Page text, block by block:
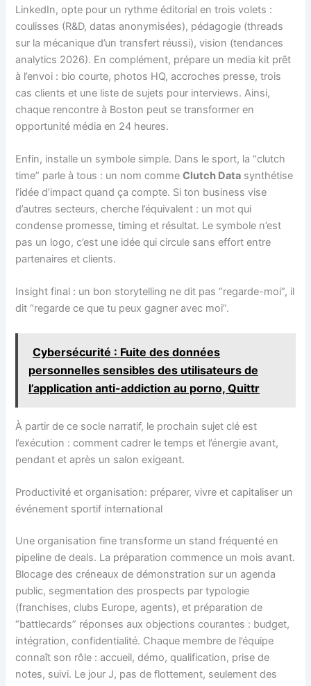
LinkedIn, opte pour un rythme éditorial en trois volets :
coulisses (R&D, datas anonymisées), pédagogie (threads
sur la mécanique d’un transfert réussi), vision (tendances
analytics 2026). En complément, prépare un media kit prêt
à l’envoi : bio courte, photos HQ, accroches presse, trois
cas clients et une liste de sujets pour interviews. Ainsi,
chaque rencontre à Boston peut se transformer en
opportunité média en 24 heures.
Enfin, installe un symbole simple. Dans le sport, la “clutch
time” parle à tous : un nom commeClutch Data synthétise
l’idée d’impact quand ça compte. Si ton business vise
d’autres secteurs, cherche l’équivalent : un mot qui
condense promesse, timing et résultat. Le symbole n’est
pas un logo, c’est une idée qui circule sans effort entre
partenaires et clients.
Insight final : un bon storytelling ne dit pas “regarde-moi”, il
dit “regarde ce que tu peux gagner avec moi”.
Cybersécurité : Fuite des données
personnelles sensibles des utilisateurs de
l’application anti-addiction au porno, Quittr
À partir de ce socle narratif, le prochain sujet clé est
l’exécution : comment cadrer le temps et l’énergie avant,
pendant et après un salon exigeant.
Productivité et organisation: préparer, vivre et capitaliser un
événement sportif international
Une organisation fine transforme un stand fréquenté en
pipeline de deals. La préparation commence un mois avant.
Blocage des créneaux de démonstration sur un agenda
public, segmentation des prospects par typologie
(franchises, clubs Europe, agents), et préparation de
“battlecards” réponses aux objections courantes : budget,
intégration, confidentialité. Chaque membre de l’équipe
connaît son rôle : accueil, démo, qualification, prise de
notes, suivi. Le jour J, pas de flottement, seulement des